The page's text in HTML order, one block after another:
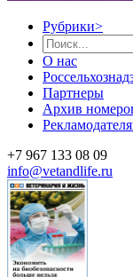
Рубрики>
О нас
Партнеры
Архив
+7 967 133 08 09
info@vetandlife.ru